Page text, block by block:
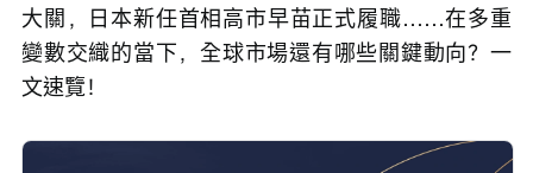
大關，日本新任首相高市早苗正式履職……在多重
變數交織的當下，全球市場還有哪些關鍵動向？一
文速覽！